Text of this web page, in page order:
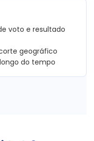
voto e resultado
geográfico
do tempo